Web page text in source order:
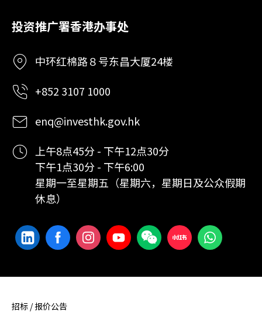
投资推广署香港办事处
中环红棉路８号东昌大厦24楼
+852 3107 1000
enq@investhk.gov.hk
上午8点45分 - 下午12点30分
下午1点30分 - 下午6:00
星期一至星期五（星期六，星期日及公众假期
休息）
招标 / 报价公告